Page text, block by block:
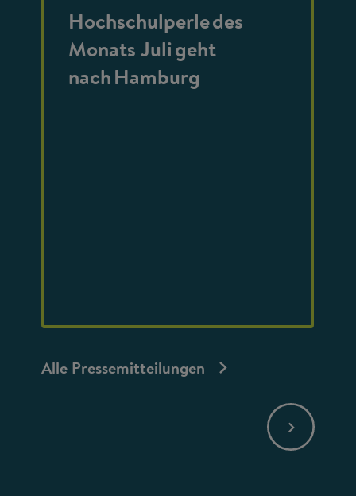
Hochschulperle des
Monats Juli geht
nach Hamburg
Alle Pressemitteilungen